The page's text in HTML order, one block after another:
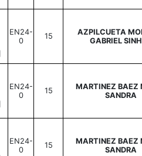
EN24-
0
15
AZPILCUETA
GABRIEL
EN24-
0
15
MARTINEZ BAEZ
SANDRA
EN24-
0
15
MARTINEZ BAEZ
SANDRA